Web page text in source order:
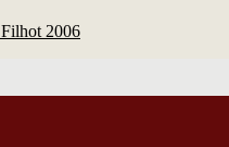
Filhot 2006